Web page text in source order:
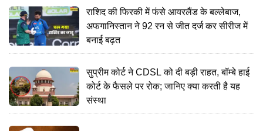
राशिद की फिरकी में फंसे आयरलैंड के बल्लेबाज,
अफगानिस्तान ने 92 रन से जीत दर्ज कर सीरीज में
बनाई बढ़त
सुप्रीम कोर्ट ने CDSL को दी बड़ी राहत, बॉम्बे हाई
कोर्ट के फैसले पर रोक; जानिए क्या करती है यह
संस्था